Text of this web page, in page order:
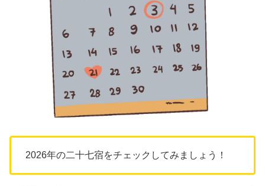
2026年の二十七宿をチェックしてみましょう！